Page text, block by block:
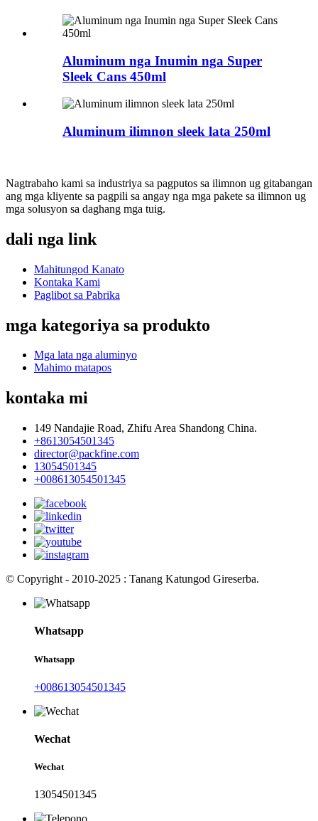
Aluminum nga Inumin nga Super
Sleek Cans 450ml
Aluminum ilimnon sleek lata 250ml
Nagtrabaho kami sa industriya sa pagputos sa ilimnon ug gitabangan
ang mga kliyente sa pagpili sa angay nga mga pakete sa ilimnon ug
mga solusyon sa daghang mga tuig.
dali nga link
Mahitungod Kanato
Kontaka Kami
Paglibot sa Pabrika
mga kategoriya sa produkto
Mga lata nga aluminyo
Mahimo matapos
kontaka mi
149 Nandajie Road, Zhifu Area Shandong China.
+8613054501345
director@packfine.com
13054501345
+008613054501345
© Copyright - 2010-2025 : Tanang Katungod Gireserba.
Whatsapp
Whatsapp
+008613054501345
Wechat
Wechat
13054501345